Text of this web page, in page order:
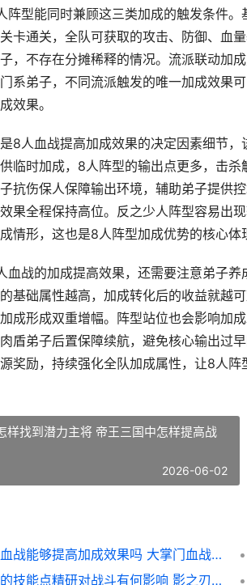
阵型能同时兼顾这三类加成的触发条件
卡通关，全队可获取的攻击、防御、血
，不存在分摊稀释的情况。流派联动加
系弟子，不同流派触发的唯一加成效果
效果。
8人血战提高加成效果的决定因素细节
临时加成，8人阵型的输出点更多，击
抗伤保人保障输出环境，辅助弟子提供
果全程保持高位。反之少人阵型容易出
情形，这也是8人阵型加成优势的核心体
血战的加成提高效果，还需要注意弟子
基础属性越高，加成转化后的收益就越
成形成双重增幅。阵型站位也会影响加
盾弟子后置保障续航，避免核心输出过
奖励，持续强化全队加成属性，让8人阵
样找到潜力主将 帝王三国中怎样提高战
2026-06-02
大掌门8人血战能够提高加成效果吗 大掌门血战对阵表
影之刃3中的技能点精研对战斗有何影响 影之刃3 技能